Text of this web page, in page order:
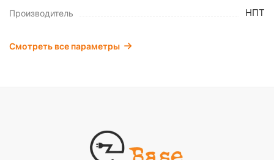
Производитель НПТ
Смотреть все параметры